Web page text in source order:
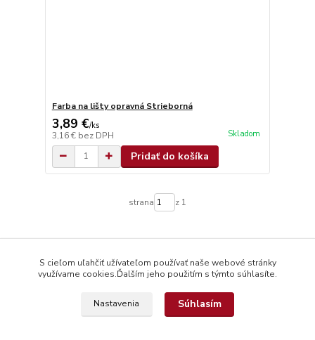
Farba na lišty opravná Strieborná
3,89 €/ks
3,16 € bez DPH Skladom
Pridať do košíka
strana z 1
S cieľom uľahčiť užívateľom používať naše webové stránky
využívame cookies.Ďalším jeho použitím s týmto súhlasíte.
Nastavenia Súhlasím